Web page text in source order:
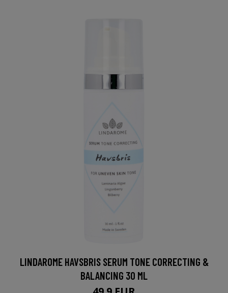
LINDAROME HAVSBRIS SERUM TONE CORRECTING &
BALANCING 30 ML